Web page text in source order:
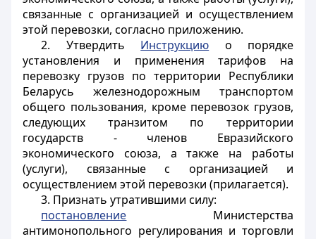
связанные с организацией и осуществлением
этой перевозки, согласно приложению.
2. Утвердить Инструкцию о порядке
установления и применения тарифов на
перевозку грузов по территории Республики
Беларусь железнодорожным транспортом
общего пользования, кроме перевозок грузов,
следующих транзитом по территории
государств - членов Евразийского
экономического союза, а также на работы
(услуги), связанные с организацией и
осуществлением этой перевозки (прилагается).
3. Признать утратившими силу:
постановление Министерства
антимонопольного регулирования и торговли